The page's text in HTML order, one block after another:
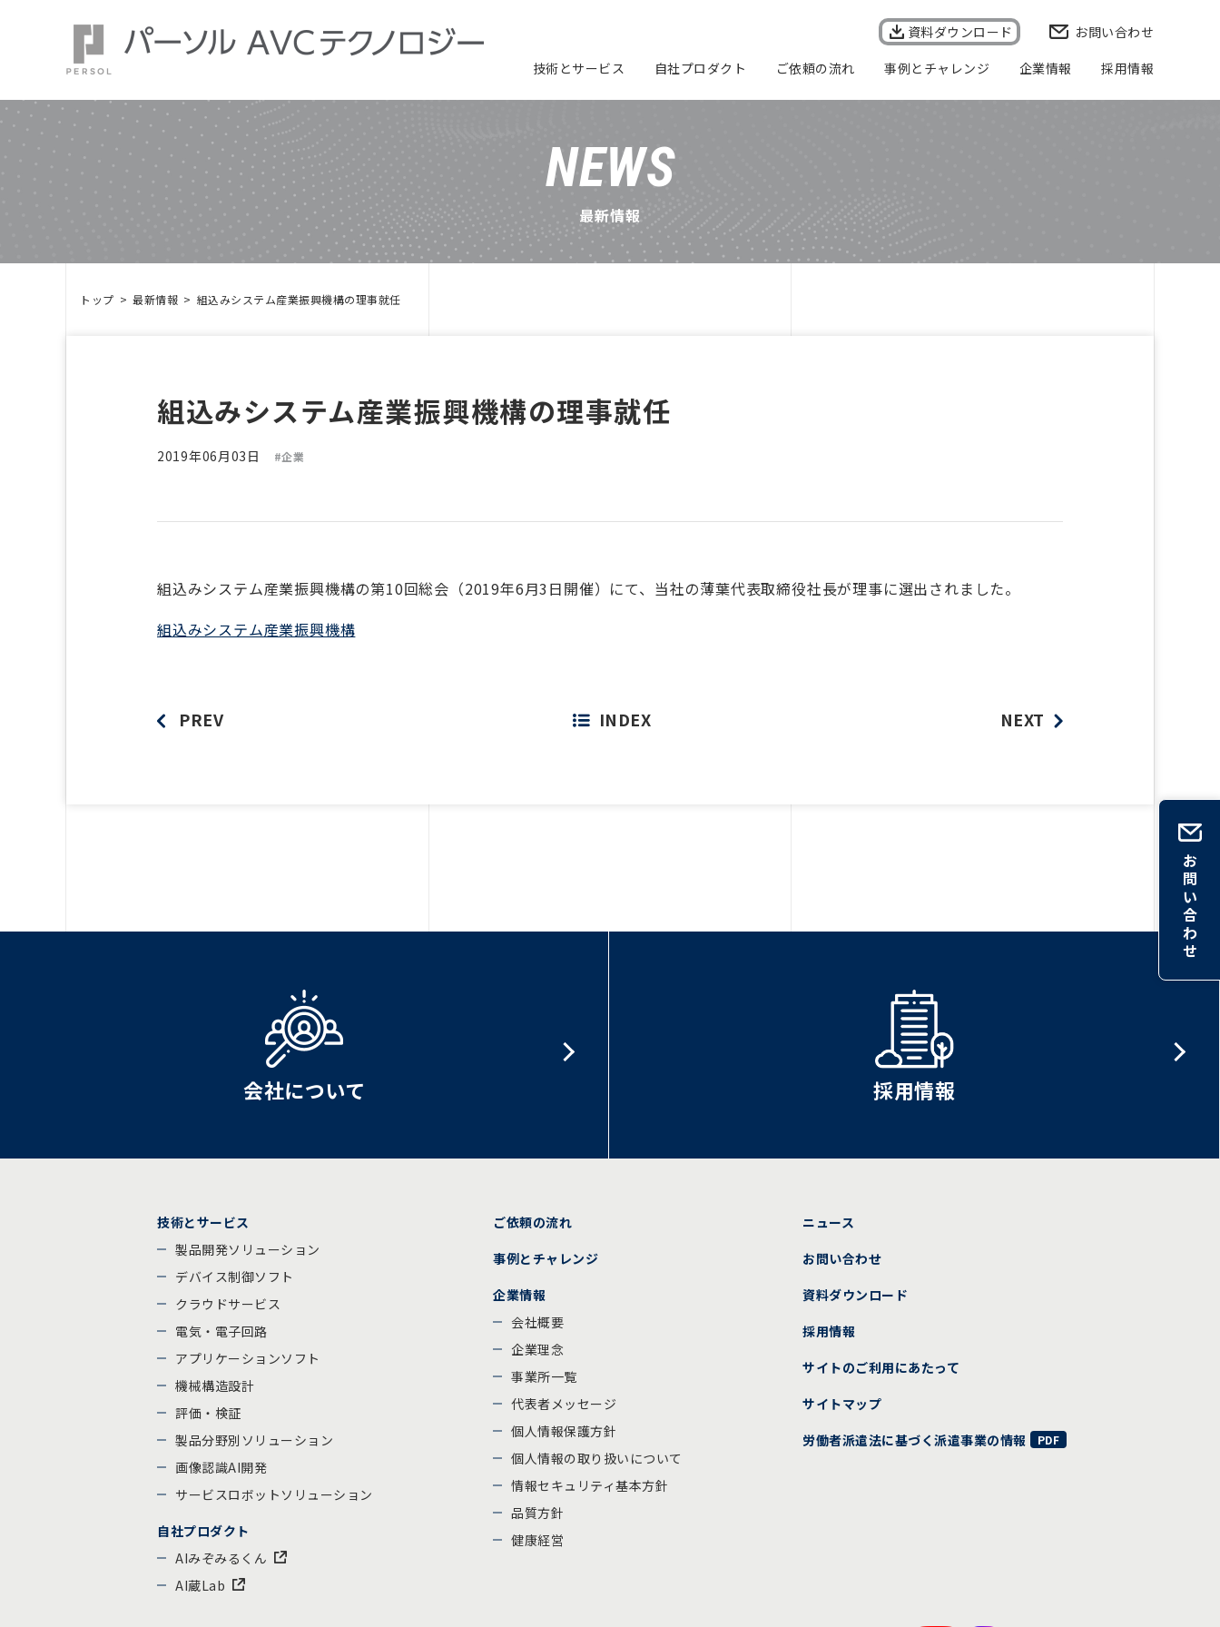
資料ダウンロード
お問い合わせ
技術とサービス
自社プロダクト ご依頼の流れ 事例とチャレンジ 企業情報 採用情報
NEWS
最新情報
トップ 最新情報 組込みシステム産業振興機構の理事就任
組込みシステム産業振興機構の理事就任
2019年06月03日 #企業
組込みシステム産業振興機構の第10回総会（2019年6月3日開催）にて、当社の薄葉代表取締役社長が理事に選出されました。
組込みシステム産業振興機構
PREV INDEX NEXT
会社について 採用情報
技術とサービス
製品開発ソリューション
デバイス制御ソフト
クラウドサービス
電気・電子回路
アプリケーションソフト
機械構造設計
評価・検証
製品分野別ソリューション
画像認識AI開発
サービスロボットソリューション
自社プロダクト
AIみぞみるくん
AI蔵Lab
ご依頼の流れ
事例とチャレンジ
企業情報
会社概要
企業理念
事業所一覧
代表者メッセージ
個人情報保護方針
個人情報の取り扱いについて
情報セキュリティ基本方針
品質方針
健康経営
ニュース
お問い合わせ
資料ダウンロード
採用情報
サイトのご利用にあたって
サイトマップ
労働者派遣法に基づく派遣事業の情報
お
問
い
合
わ
せ